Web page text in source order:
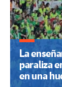
La
paraliza
en una